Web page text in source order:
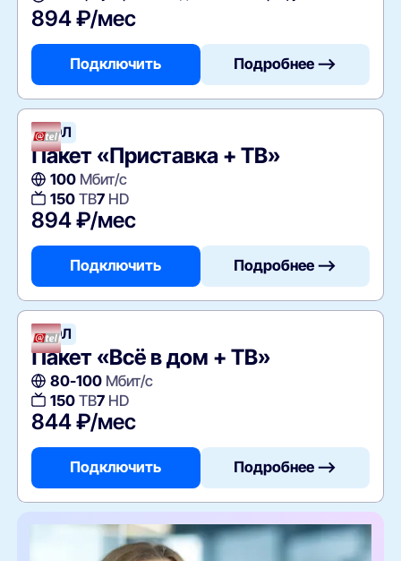
894 ₽/мес
Подключить Подробнее —>
АТЭЛ
Пакет «Приставка + ТВ»
100Мбит/с
150ТВ7HD
894 ₽/мес
Подключить Подробнее —>
АТЭЛ
Пакет «Всё в дом + ТВ»
80-100Мбит/с
150ТВ7HD
844 ₽/мес
Подключить Подробнее —>